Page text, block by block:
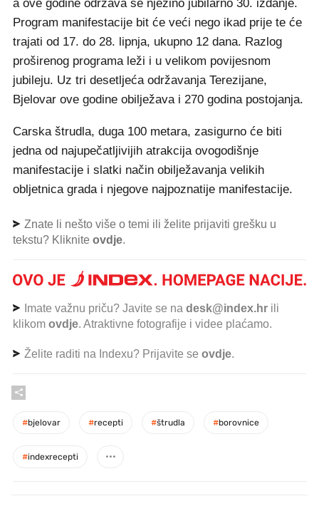
a ove godine održava se njezino jubilarno 30. izdanje.
Program manifestacije bit će veći nego ikad prije te će
trajati od 17. do 28. lipnja, ukupno 12 dana. Razlog
proširenog programa leži i u velikom povijesnom
jubileju. Uz tri desetljeća održavanja Terezijane,
Bjelovar ove godine obilježava i 270 godina postojanja.
Carska štrudla, duga 100 metara, zasigurno će biti
jedna od najupečatljivijih atrakcija ovogodišnje
manifestacije i slatki način obilježavanja velikih
obljetnica grada i njegove najpoznatije manifestacije.
Znate li nešto više o temi ili želite prijaviti grešku u
tekstu? Kliknite ovdje.
Imate važnu priču? Javite se na desk@index.hr ili
klikom ovdje. Atraktivne fotografije i videe plaćamo.
Želite raditi na Indexu? Prijavite se ovdje.
#bjelovar #recepti #štrudla #borovnice
#indexrecepti